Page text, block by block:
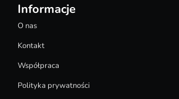
Informacje
O nas
Kontakt
Współpraca
Polityka prywatności